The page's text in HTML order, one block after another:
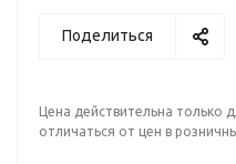
Поделиться
Цена действительна только
отличаться от цен в